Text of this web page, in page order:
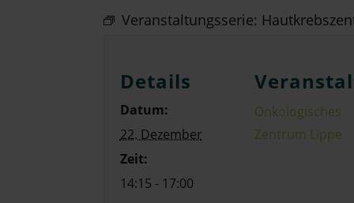
Veranstaltungsserie:
Details
Datum:
22. Dezember
Zeit:
14:15 - 17:00
Onkologisches
Zentrum Lippe